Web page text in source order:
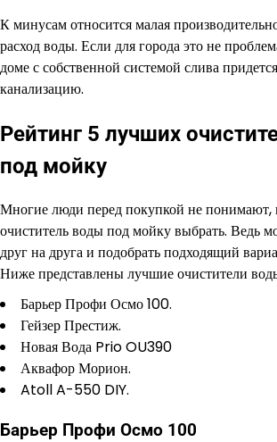
К минусам относится малая
расход воды. Если для города это не
доме с собственной системой слива
канализацию.
Рейтинг 5 лучших
под мойку
Многие люди перед покупкой не понимают,
очиститель воды под мойку выбрать. Ведь
друг на друга и подобрать подходящий
Ниже представлены лучшие очистители
Барьер Профи Осмо 100.
Гейзер Престиж.
Новая Вода Prio OU390
Аквафор Морион.
Atoll A-550 DIY.
Барьер Профи Осмо 100